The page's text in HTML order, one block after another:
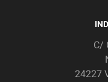
C/
24227